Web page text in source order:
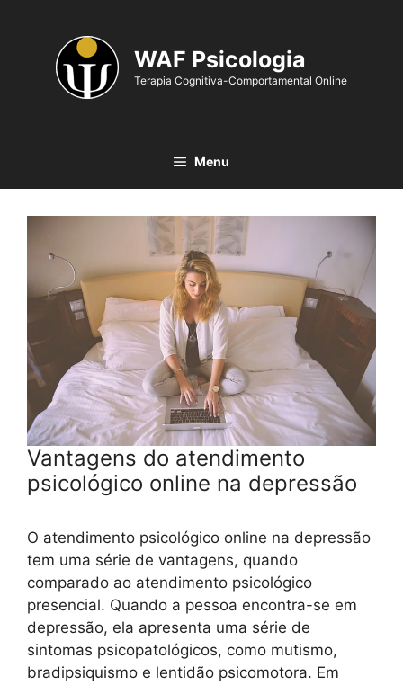
WAF Psicologia
Terapia Cognitiva-Comportamental Online
Menu
Vantagens do atendimento
psicológico online na depressão
O atendimento psicológico online na depressão
tem uma série de vantagens, quando
comparado ao atendimento psicológico
presencial. Quando a pessoa encontra-se em
depressão, ela apresenta uma série de
sintomas psicopatológicos, como mutismo,
bradipsiquismo e lentidão psicomotora. Em